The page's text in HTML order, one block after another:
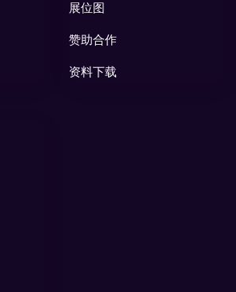
展位图
赞助合作
资料下载